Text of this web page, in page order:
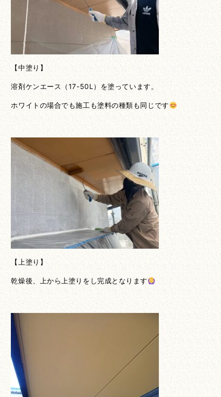
【中塗り】
溶剤ケンエース（17-50L）を塗っています。
ホワイトの場合でも施工も塗料の種類も同じです
【上塗り】
乾燥後、上から上塗りをし完成となります